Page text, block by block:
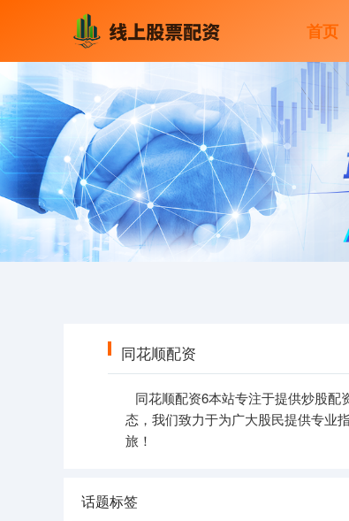
首页
同花顺配资
同花顺配资6本站专注于提供炒股
态，我们致力于为广大股民提供专业
旅！
话题标签